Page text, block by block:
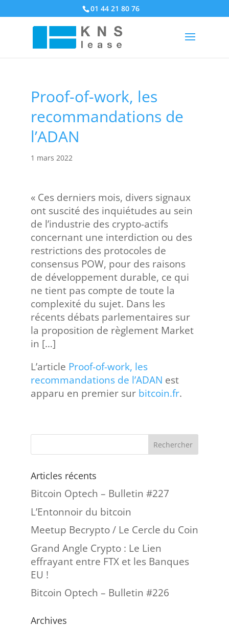
01 44 21 80 76
Proof-of-work, les
recommandations de
l’ADAN
1 mars 2022
« Ces derniers mois, divers signaux
ont suscité des inquiétudes au sein
de l’industrie des crypto-actifs
concernant une interdiction ou des
restrictions des protocoles de
consensus POW, pour des raisons
de développement durable, ce qui
ne tient pas compte de toute la
complexité du sujet. Dans les
récents débats parlementaires sur
la proposition de règlement Market
in […]
L’article Proof-of-work, les
recommandations de l’ADAN est
apparu en premier sur bitcoin.fr.
Articles récents
Bitcoin Optech – Bulletin #227
L’Entonnoir du bitcoin
Meetup Becrypto / Le Cercle du Coin
Grand Angle Crypto : Le Lien
effrayant entre FTX et les Banques
EU !
Bitcoin Optech – Bulletin #226
Archives